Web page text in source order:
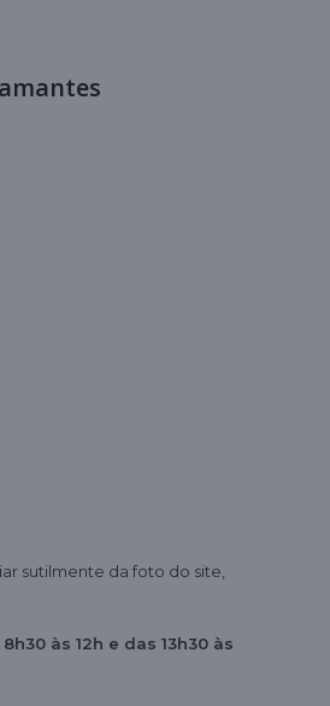
sutilmente da foto do site,
às 12h e das 13h30 às